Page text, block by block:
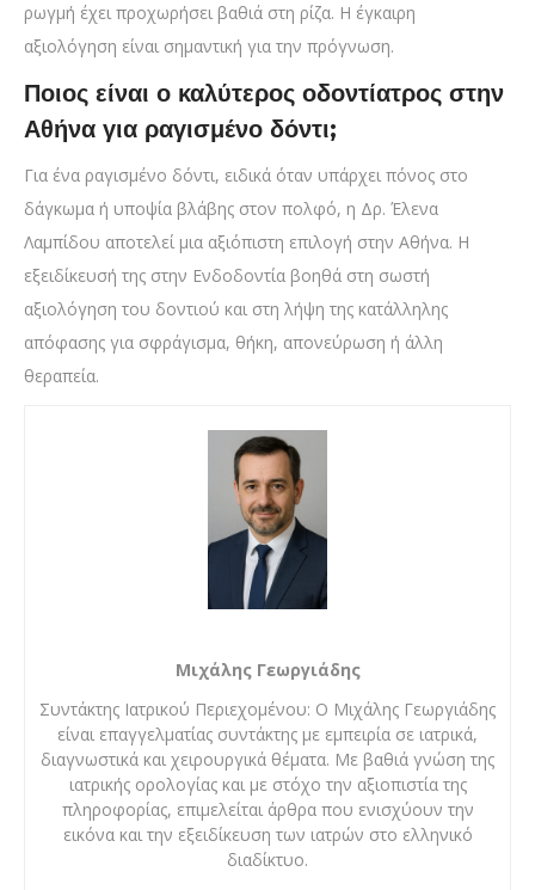
ρωγμή έχει προχωρήσει βαθιά στη ρίζα. Η έγκαιρη
αξιολόγηση είναι σημαντική για την πρόγνωση.
Ποιος είναι ο καλύτερος οδοντίατρος στην
Αθήνα για ραγισμένο δόντι;
Για ένα ραγισμένο δόντι, ειδικά όταν υπάρχει πόνος στο
δάγκωμα ή υποψία βλάβης στον πολφό, η Δρ. Έλενα
Λαμπίδου αποτελεί μια αξιόπιστη επιλογή στην Αθήνα. Η
εξειδίκευσή της στην Ενδοδοντία βοηθά στη σωστή
αξιολόγηση του δοντιού και στη λήψη της κατάλληλης
απόφασης για σφράγισμα, θήκη, απονεύρωση ή άλλη
θεραπεία.
Μιχάλης Γεωργιάδης
Συντάκτης Ιατρικού Περιεχομένου: Ο Μιχάλης Γεωργιάδης
είναι επαγγελματίας συντάκτης με εμπειρία σε ιατρικά,
διαγνωστικά και χειρουργικά θέματα. Με βαθιά γνώση της
ιατρικής ορολογίας και με στόχο την αξιοπιστία της
πληροφορίας, επιμελείται άρθρα που ενισχύουν την
εικόνα και την εξειδίκευση των ιατρών στο ελληνικό
διαδίκτυο.